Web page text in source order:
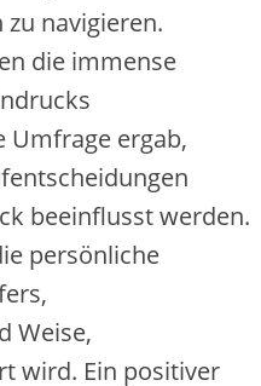
navigieren.
d‬ie immense
Umfrage ergab,
beeinflusst werden.
persönliche
Weise,
wird. E‬in positiver